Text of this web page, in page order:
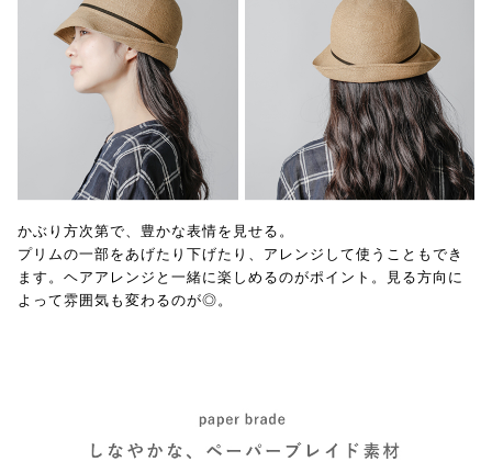
かぶり方次第で、豊かな表情を見せる。
プリムの一部をあげたり下げたり、アレンジして使うこともでき
ます。ヘアアレンジと一緒に楽しめるのがポイント。見る方向に
よって雰囲気も変わるのが◎。